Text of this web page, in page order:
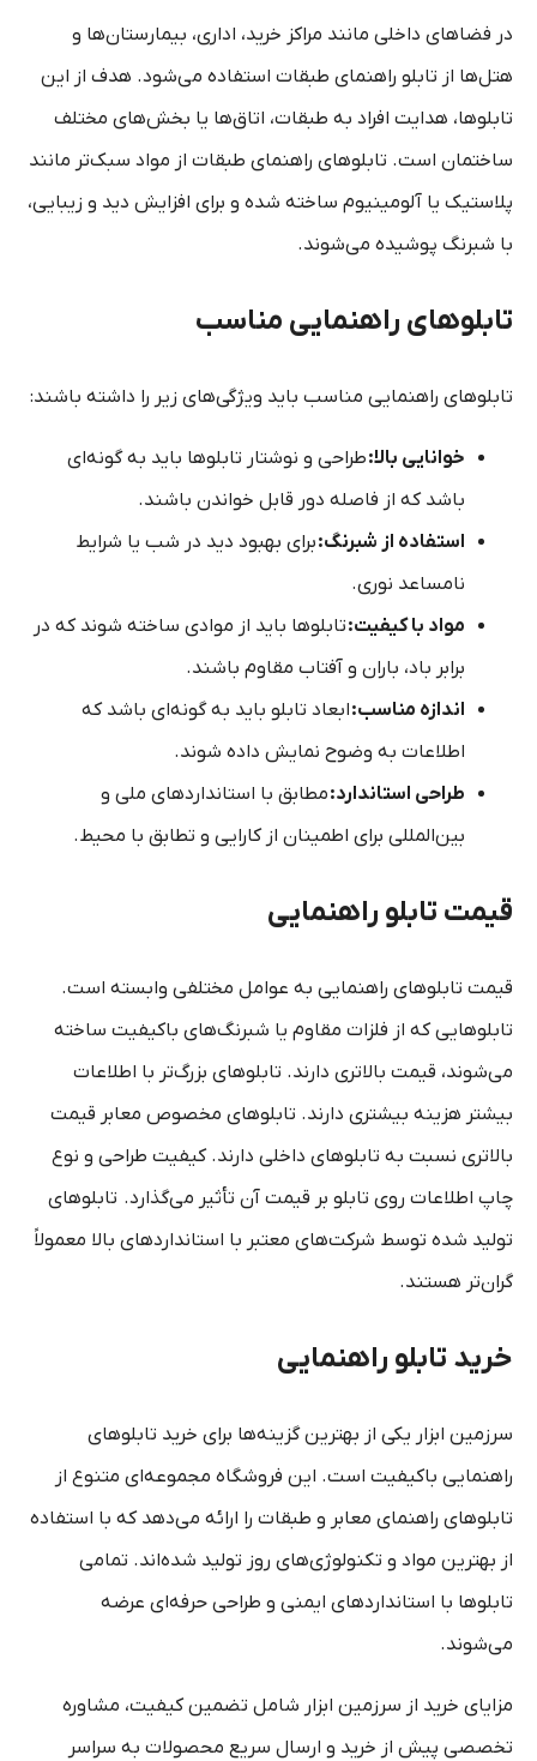
در فضاهای داخلی مانند مراکز خرید، اداری، بیمارستان‌ها و
هتل‌ها از تابلو راهنمای طبقات استفاده می‌شود. هدف از این
تابلوها، هدایت افراد به طبقات، اتاق‌ها یا بخش‌های مختلف
ساختمان است. تابلوهای راهنمای طبقات از مواد سبک‌تر مانند
پلاستیک یا آلومینیوم ساخته شده و برای افزایش دید و زیبایی،
با شبرنگ پوشیده می‌شوند.
تابلوهای راهنمایی مناسب
تابلوهای راهنمایی مناسب باید ویژگی‌های زیر را داشته باشند:
خوانایی بالا:طراحی و نوشتار تابلوها باید به گونه‌ای
باشد که از فاصله دور قابل خواندن باشند.
استفاده از شبرنگ:برای بهبود دید در شب یا شرایط
نامساعد نوری.
مواد با کیفیت:تابلوها باید از موادی ساخته شوند که در
برابر باد، باران و آفتاب مقاوم باشند.
اندازه مناسب:ابعاد تابلو باید به گونه‌ای باشد که
اطلاعات به وضوح نمایش داده شوند.
طراحی استاندارد:مطابق با استانداردهای ملی و
بین‌المللی برای اطمینان از کارایی و تطابق با محیط.
قیمت تابلو راهنمایی
قیمت تابلوهای راهنمایی به عوامل مختلفی وابسته است.
تابلوهایی که از فلزات مقاوم یا شبرنگ‌های باکیفیت ساخته
می‌شوند، قیمت بالاتری دارند. تابلوهای بزرگ‌تر با اطلاعات
بیشتر هزینه بیشتری دارند. تابلوهای مخصوص معابر قیمت
بالاتری نسبت به تابلوهای داخلی دارند. کیفیت طراحی و نوع
چاپ اطلاعات روی تابلو بر قیمت آن تأثیر می‌گذارد. تابلوهای
تولید شده توسط شرکت‌های معتبر با استانداردهای بالا معمولاً
گران‌تر هستند.
خرید تابلو راهنمایی
سرزمین ابزار یکی از بهترین گزینه‌ها برای خرید تابلوهای
راهنمایی باکیفیت است. این فروشگاه مجموعه‌ای متنوع از
تابلوهای راهنمای معابر و طبقات را ارائه می‌دهد که با استفاده
از بهترین مواد و تکنولوژی‌های روز تولید شده‌اند. تمامی
تابلوها با استانداردهای ایمنی و طراحی حرفه‌ای عرضه
می‌شوند.
مزایای خرید از سرزمین ابزار شامل تضمین کیفیت، مشاوره
تخصصی پیش از خرید و ارسال سریع محصولات به سراسر